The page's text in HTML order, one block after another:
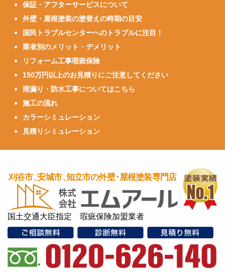
保証・アフターサービスについて
外壁・屋根塗装の塗替えの時期の目安
国民トラブルセンターへのトラブルに注目！
業者別のメリット・デメリット
リフォーム工事瑕疵保険
150万円以上のお見積りにご注意してください
雨漏り・防水工事についてはこちら
施工の流れ
カラーシミュレーション
見積りシミュレーション
国土交通大臣指定 瑕疵保険加盟業者